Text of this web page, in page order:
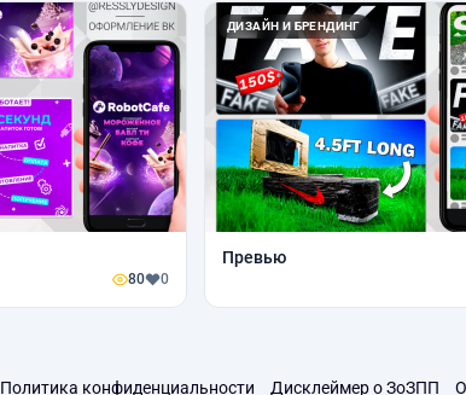
80 0
ДИЗАЙН И БРЕНДИНГ
Превью
Политика конфиденциальности Дисклеймер о ЗоЗПП